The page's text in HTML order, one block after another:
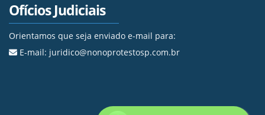
Ofícios Judiciais
Orientamos que seja enviado e-mail para:
E-mail: juridico@nonoprotestosp.com.br